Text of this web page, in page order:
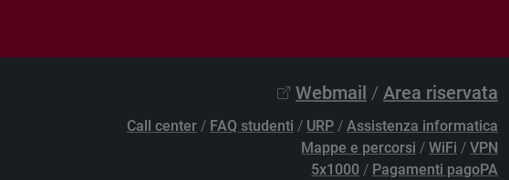
Webmail / Area riservata
Call center / FAQ studenti / URP / Assistenza informatica
Mappe e percorsi / WiFi / VPN
5x1000 / Pagamenti pagoPA